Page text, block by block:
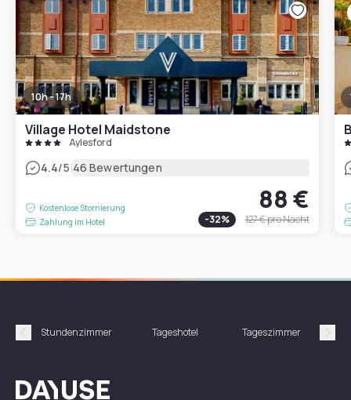
10h - 17h
Village Hotel Maidstone
Aylesford
4.4/5|46 Bewertungen
Kostenlose Stornierung
Zahlung im Hotel
88 €
-32% 127 €pro Nacht
Précédent
Stundenzimmer Tageshotel Tageszimmer
Dayuse